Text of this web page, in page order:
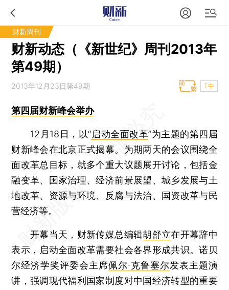
财新周刊
财新动态（《新世纪》周刊2013年
第49期）
2013年12月23日第49期 T中
第四届财新峰会举办
12月18日，以“启动全面改革”为主题的第四届
财新峰会在北京正式揭幕。为期两天的会议围绕全
面改革总目标，就多个重大议题展开讨论，包括金
融变革、国家治理、经济前景展望、城乡发展与土
地改革、资源与环境、反腐与法治、国资改革与民
营经济等。
开幕当天，财新传媒总编辑胡舒立在开幕辞中
表示，启动全面改革需要社会各界形成共识。诺贝
尔经济学奖评委会主席佩尔·克鲁塞尔发表主题演
讲，强调现代福利国家制度对中国经济转型的重要